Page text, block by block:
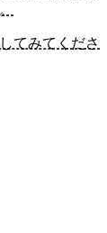
てみてくださ